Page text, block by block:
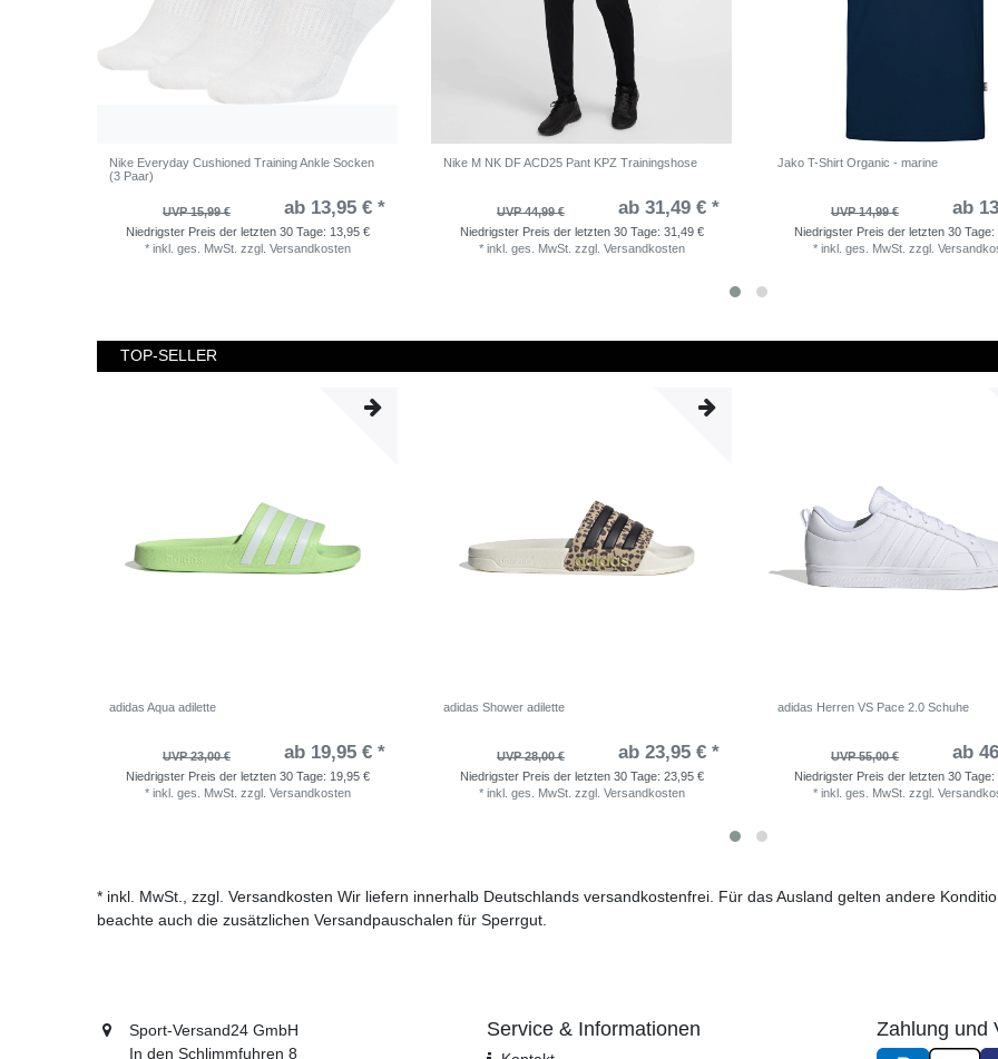
Nike Everyday Cushioned Training Ankle Socken
(3 Paar)
UVP 15,99 € ab 13,95 € *
Niedrigster Preis der letzten 30 Tage: 13,95 €
* inkl. ges. MwSt. zzgl. Versandkosten
Nike M NK DF ACD25 Pant KPZ Trainingshose
UVP 44,99 € ab 31,49 € *
Niedrigster Preis der letzten 30 Tage: 31,49 €
* inkl. ges. MwSt. zzgl. Versandkosten
Jako T-Shirt Organic - marine
UVP 14,99 € ab
Niedrigster Preis der letzten 30 Tage:
* inkl. ges. MwSt. zzgl.
TOP-SELLER
adidas Aqua adilette
UVP 23,00 € ab 19,95 € *
Niedrigster Preis der letzten 30 Tage: 19,95 €
* inkl. ges. MwSt. zzgl. Versandkosten
adidas Shower adilette
UVP 28,00 € ab 23,95 € *
Niedrigster Preis der letzten 30 Tage: 23,95 €
* inkl. ges. MwSt. zzgl. Versandkosten
adidas Herren VS Pace 2.0 Schuhe
UVP 55,00 € ab
Niedrigster Preis der letzten 30 Tage:
* inkl. ges. MwSt. zzgl.
* inkl. MwSt., zzgl. Versandkosten Wir liefern innerhalb Deutschlands versandkostenfrei. Für das Ausland gelten andere
beachte auch die zusätzlichen Versandpauschalen für Sperrgut.
Sport-Versand24 GmbH
In den Schlimmfuhren 8
Service & Informationen Zahlung und